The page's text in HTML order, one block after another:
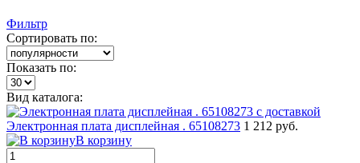
Фильтр
Сортировать по:
Показать по:
Вид каталога:
Электронная плата дисплейная . 65108273 1 212 руб.
В корзину